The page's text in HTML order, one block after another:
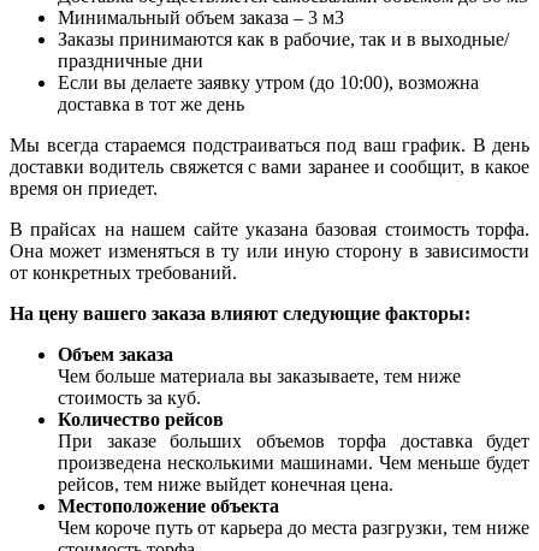
Минимальный объем заказа – 3 м3
Заказы принимаются как в рабочие, так и в выходные/
праздничные дни
Если вы делаете заявку утром (до 10:00), возможна
доставка в тот же день
Мы всегда стараемся подстраиваться под ваш график. В день
доставки водитель свяжется с вами заранее и сообщит, в какое
время он приедет.
В прайсах на нашем сайте указана базовая стоимость торфа.
Она может изменяться в ту или иную сторону в зависимости
от конкретных требований.
На цену вашего заказа влияют следующие факторы:
Объем заказа
Чем больше материала вы заказываете, тем ниже
стоимость за куб.
Количество рейсов
При заказе больших объемов торфа доставка будет
произведена несколькими машинами. Чем меньше будет
рейсов, тем ниже выйдет конечная цена.
Местоположение объекта
Чем короче путь от карьера до места разгрузки, тем ниже